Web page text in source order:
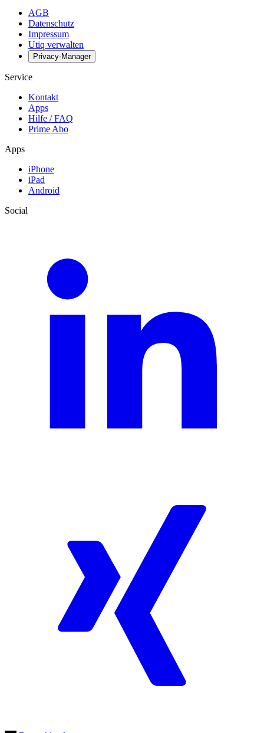
AGB
Datenschutz
Impressum
Utiq verwalten
Privacy-Manager
Service
Kontakt
Apps
Hilfe / FAQ
Prime Abo
Apps
iPhone
iPad
Android
Social